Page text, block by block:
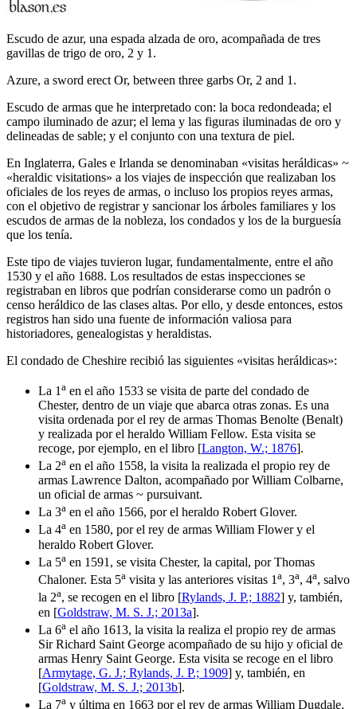
Escudo de azur, una espada alzada de oro, acompañada de tres
gavillas de trigo de oro, 2 y 1.
Azure, a sword erect Or, between three garbs Or, 2 and 1.
Escudo de armas que he interpretado con: la boca redondeada; el
campo iluminado de azur; el lema y las figuras iluminadas de oro y
delineadas de sable; y el conjunto con una textura de piel.
En Inglaterra, Gales e Irlanda se denominaban «visitas heráldicas» ~
«heraldic visitations» a los viajes de inspección que realizaban los
oficiales de los reyes de armas, o incluso los propios reyes armas,
con el objetivo de registrar y sancionar los árboles familiares y los
escudos de armas de la nobleza, los condados y los de la burguesía
que los tenía.
Este tipo de viajes tuvieron lugar, fundamentalmente, entre el año
1530 y el año 1688. Los resultados de estas inspecciones se
registraban en libros que podrían considerarse como un padrón o
censo heráldico de las clases altas. Por ello, y desde entonces, estos
registros han sido una fuente de información valiosa para
historiadores, genealogistas y heraldistas.
El condado de Cheshire recibió las siguientes «visitas heráldicas»:
La 1 a en el año 1533 se visita de parte del condado de
Chester, dentro de un viaje que abarca otras zonas. Es una
visita ordenada por el rey de armas Thomas Benolte (Benalt)
y realizada por el heraldo William Fellow. Esta visita se
recoge, por ejemplo, en el libro [Langton, W.; 1876].
La 2a en el año 1558, la visita la realizada el propio rey de
armas Lawrence Dalton, acompañado por William Colbarne,
un oficial de armas ~ pursuivant.
La 3a en el año 1566, por el heraldo Robert Glover.
La 4a en 1580, por el rey de armas William Flower y el
heraldo Robert Glover.
La 5a en 1591, se visita Chester, la capital, por Thomas
Chaloner. Esta 5a visita y las anteriores visitas 1a, 3a, 4a, salvo
la 2a, se recogen en el libro [Rylands, J. P.; 1882] y, también,
en [Goldstraw, M. S. J.; 2013a].
La 6a el año 1613, la visita la realiza el propio rey de armas
Sir Richard Saint George acompañado de su hijo y oficial de
armas Henry Saint George. Esta visita se recoge en el libro
[Armytage, G. J.; Rylands, J. P.; 1909] y, también, en
[Goldstraw, M. S. J.; 2013b].
La 7a y última en 1663 por el rey de armas William Dugdale.